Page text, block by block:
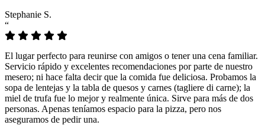
Stephanie S.
“
El lugar perfecto para reunirse con amigos o tener una cena familiar.
Servicio rápido y excelentes recomendaciones por parte de nuestro
mesero; ni hace falta decir que la comida fue deliciosa. Probamos la
sopa de lentejas y la tabla de quesos y carnes (tagliere di carne); la
miel de trufa fue lo mejor y realmente única. Sirve para más de dos
personas. Apenas teníamos espacio para la pizza, pero nos
aseguramos de pedir una.